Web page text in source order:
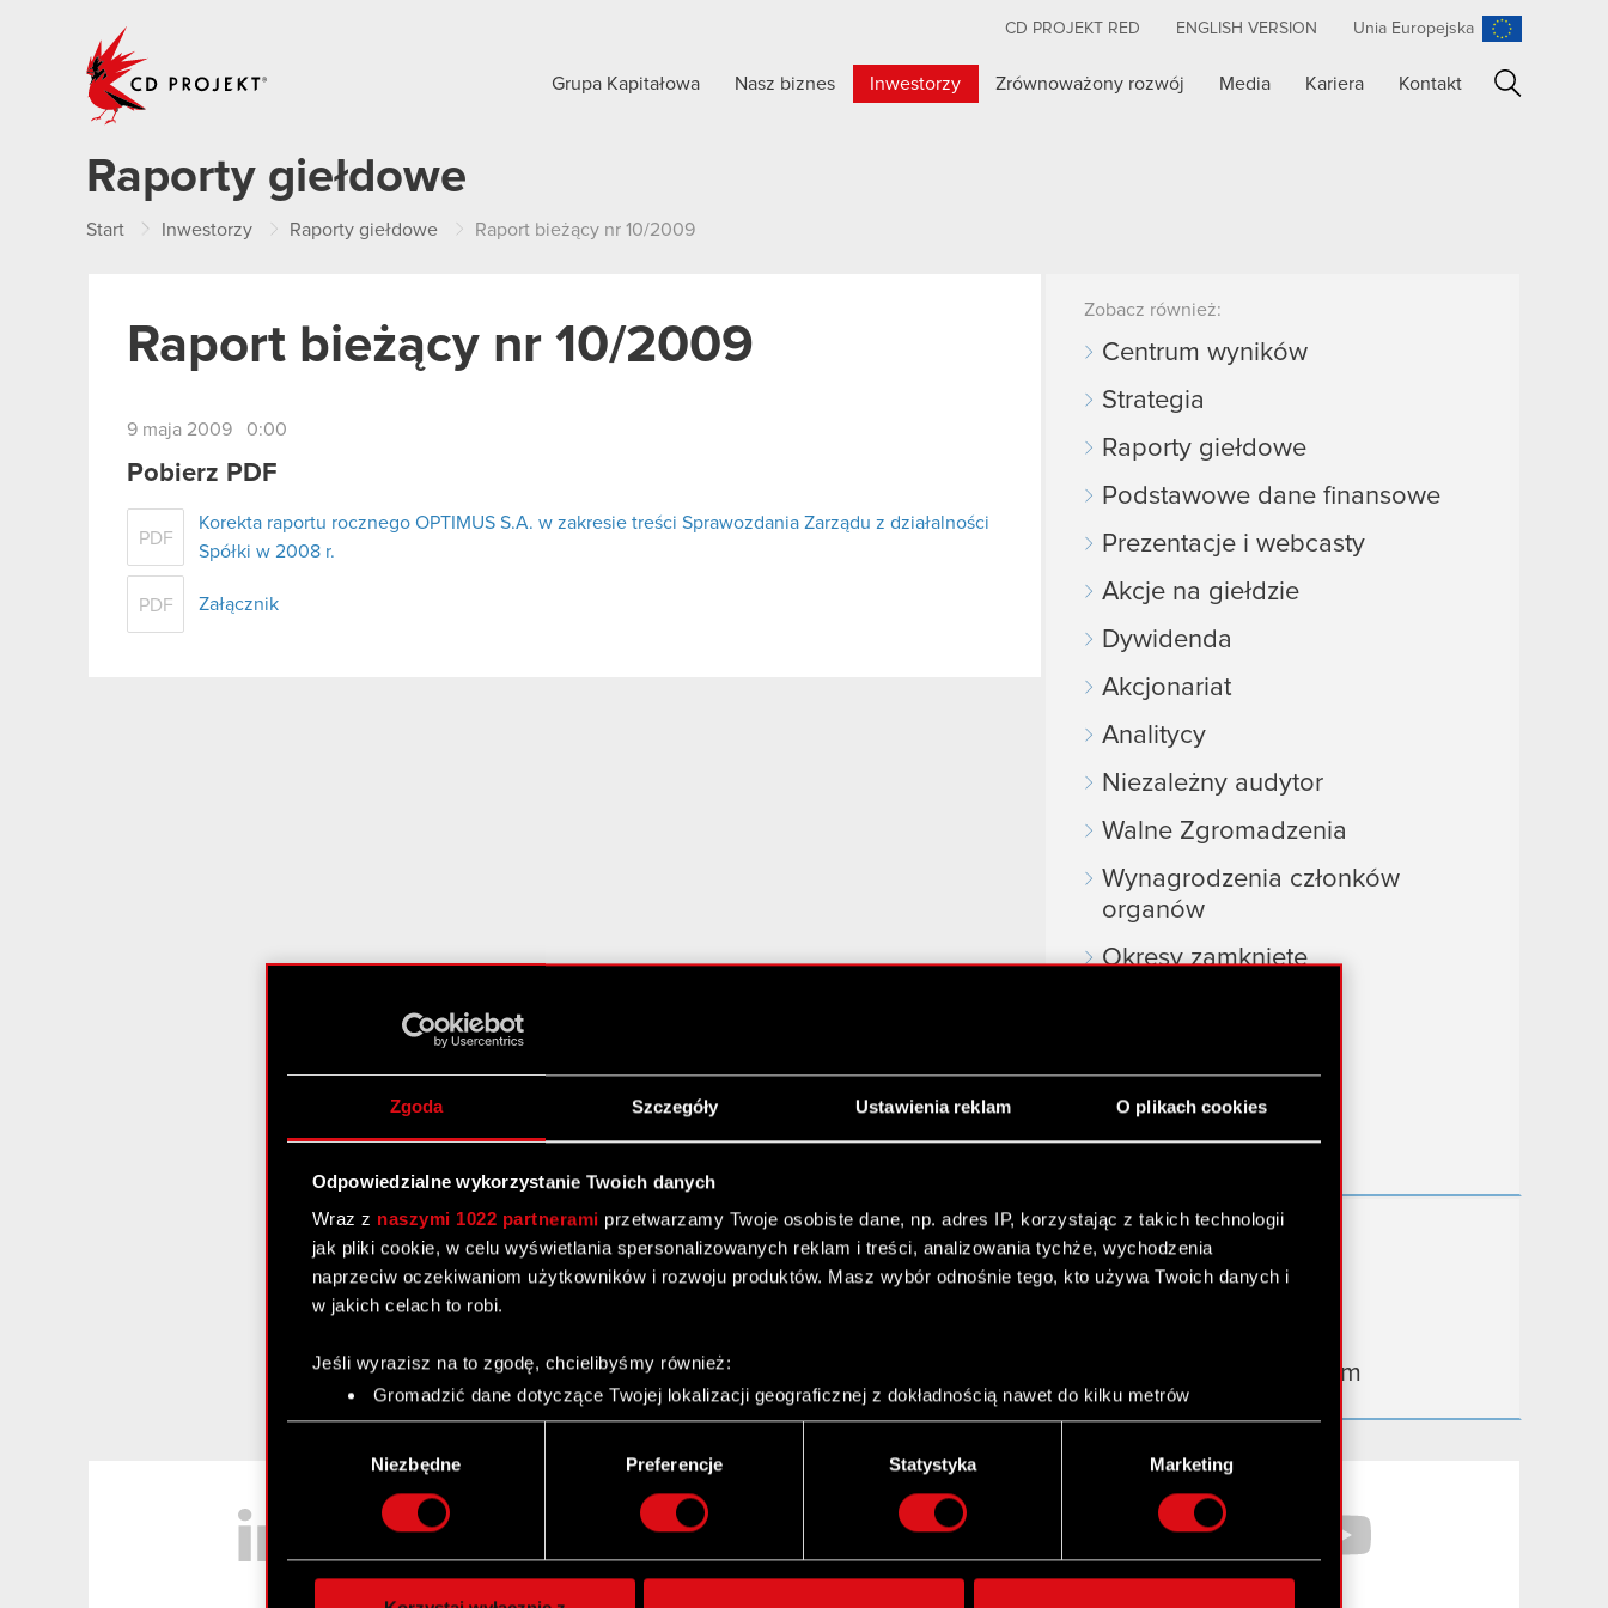
Zgoda Szczegóły Ustawienia reklam O plikach cookies
Odpowiedzialne wykorzystanie Twoich danych
Wraz z naszymi 1022 partnerami przetwarzamy Twoje osobiste dane, np. adres IP, korzystając z takich technologii
jak pliki cookie, w celu wyświetlania spersonalizowanych reklam i treści, analizowania tychże, wychodzenia
naprzeciw oczekiwaniom użytkowników i rozwoju produktów. Masz wybór odnośnie tego, kto używa Twoich danych i
w jakich celach to robi.
Jeśli wyrazisz na to zgodę, chcielibyśmy również:
Gromadzić dane dotyczące Twojej lokalizacji geograficznej z dokładnością nawet do kilku metrów
Identyfikować Twoje urządzenie, aktywnie analizując charakteryzującego je zbiory danych (fingerprinting,
Dowiedz się więcej odnośnie tego, jak Twoje osobiste dane są przetwarzane oraz ustaw własne preferencje w
szczegółów . W Deklaracji plików cookie możesz zmienić lub wycofać swoją zgodę w dowolnej chwili.
Wykorzystujemy pliki cookie do spersonalizowania treści i reklam, aby oferować funkcje społecznościowe i
Niezbędne Preferencje Statystyka Marketing
CD PROJEKT RED ENGLISH VERSION Unia Europejska
Grupa Kapitałowa Nasz biznes Inwestorzy Zrównoważony rozwój Media Kariera Kontakt
Raporty giełdowe
Start Inwestorzy Raporty giełdowe Raport bieżący nr 10/2009
Raport bieżący nr 10/2009
9 maja 2009 0:00
Pobierz PDF
PDF
Korekta raportu rocznego OPTIMUS S.A. w zakresie treści Sprawozdania Zarządu z działalności
Spółki w 2008 r.
PDF Załącznik
Zobacz również:
Centrum wyników
Strategia
Raporty giełdowe
Podstawowe dane finansowe
Prezentacje i webcasty
Akcje na giełdzie
Dywidenda
Akcjonariat
Analitycy
Niezależny audytor
Walne Zgromadzenia
Wynagrodzenia członków
organów
Okresy zamknięte
Przydatne linki
Kontakt IR
Dowiedz się więcej:
thewitcher.com
gear.cdprojektred.com
Facebook